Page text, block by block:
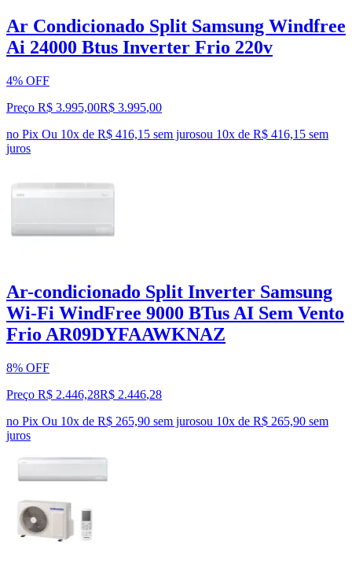
Ar Condicionado Split Samsung Windfree
Ai 24000 Btus Inverter Frio 220v
4% OFF
Preço R$ 3.995,00R$ 3.995,00
no Pix Ou 10x de R$ 416,15 sem jurosou 10x de R$ 416,15 sem
juros
Ar-condicionado Split Inverter Samsung
Wi-Fi WindFree 9000 BTus AI Sem Vento
Frio AR09DYFAAWKNAZ
8% OFF
Preço R$ 2.446,28R$ 2.446,28
no Pix Ou 10x de R$ 265,90 sem jurosou 10x de R$ 265,90 sem
juros